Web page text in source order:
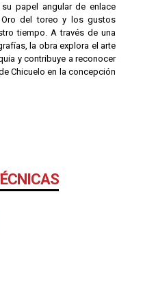
papel angular de enlace
del toreo y los gustos
tiempo. A través de una
la obra explora el arte
y contribuye a reconocer
Chicuelo en la concepción